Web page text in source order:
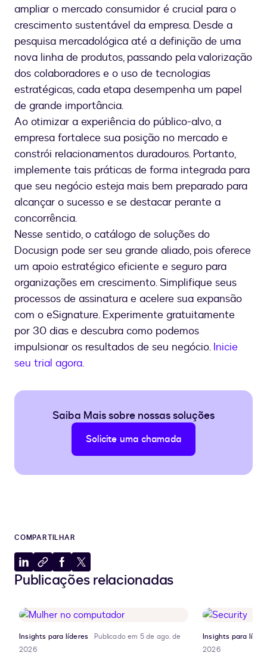
ampliar o mercado consumidor é crucial para o
crescimento sustentável da empresa. Desde a
pesquisa mercadológica até a definição de uma
nova linha de produtos, passando pela valorização
dos colaboradores e o uso de tecnologias
estratégicas, cada etapa desempenha um papel
de grande importância.
Ao otimizar a experiência do público-alvo, a
empresa fortalece sua posição no mercado e
constrói relacionamentos duradouros. Portanto,
implemente tais práticas de forma integrada para
que seu negócio esteja mais bem preparado para
alcançar o sucesso e se destacar perante a
concorrência.
Nesse sentido, o catálogo de soluções do
Docusign pode ser seu grande aliado, pois oferece
um apoio estratégico eficiente e seguro para
organizações em crescimento. Simplifique seus
processos de assinatura e acelere sua expansão
com o eSignature. Experimente gratuitamente
por 30 dias e descubra como podemos
impulsionar os resultados de seu negócio. Inicie
seu trial agora.
Saiba Mais sobre nossas soluções
Solicite uma chamada
COMPARTILHAR
Compartilhar
no
Copiar
para
de
transferência
Compartilhar
no
Compartilhar
no
Publicações relacionadas
Insights para líderes
Publicado em 5 de ago. de
2026
Insights para
2026